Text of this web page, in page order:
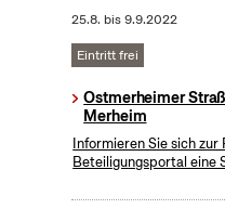
25.8. bis9.9.2022
Eintritt frei
Ostmerheimer
Merheim
Informieren Sie sich zur
Beteiligungsportal eine